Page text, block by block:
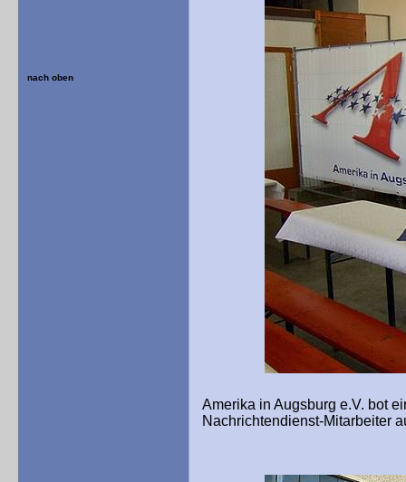
Amerika in Augsburg e.V. bot
Nachrichtendienst-Mitarbeiter
nach oben